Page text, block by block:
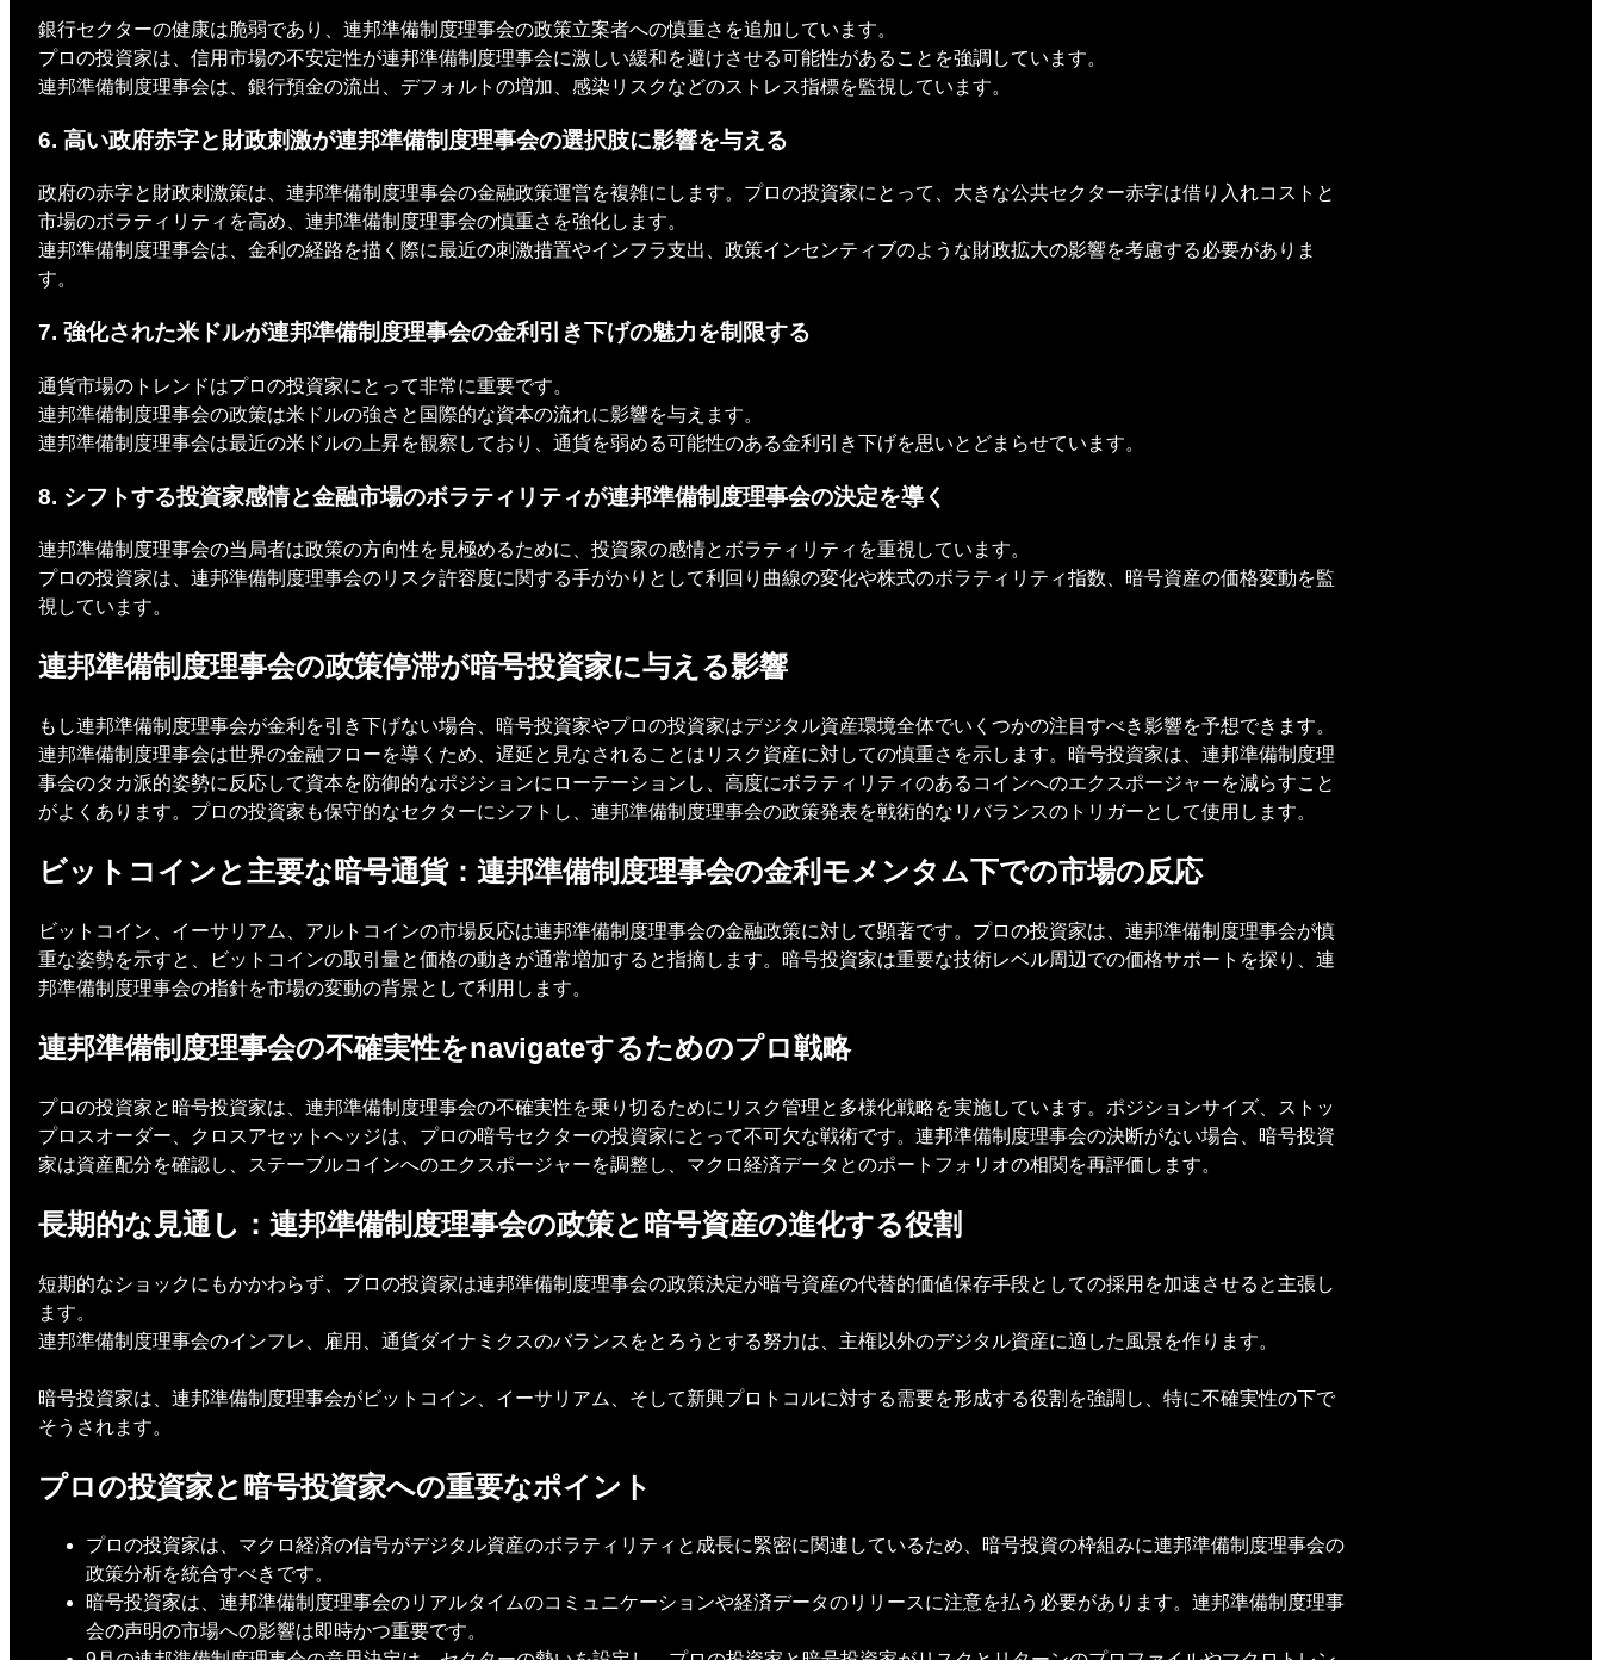
銀行セクターの健康は脆弱であり、連邦準備制度理事会の政策立案者への慎重さを追加しています。
プロの投資家は、信用市場の不安定性が連邦準備制度理事会に激しい緩和を避けさせる可能性があることを強調しています。
連邦準備制度理事会は、銀行預金の流出、デフォルトの増加、感染リスクなどのストレス指標を監視しています。
6. 高い政府赤字と財政刺激が連邦準備制度理事会の選択肢に影響を与える
政府の赤字と財政刺激策は、連邦準備制度理事会の金融政策運営を複雑にします。プロの投資家にとって、大きな公共セクター赤字は借り入れコストと
市場のボラティリティを高め、連邦準備制度理事会の慎重さを強化します。
連邦準備制度理事会は、金利の経路を描く際に最近の刺激措置やインフラ支出、政策インセンティブのような財政拡大の影響を考慮する必要がありま
す。
7. 強化された米ドルが連邦準備制度理事会の金利引き下げの魅力を制限する
通貨市場のトレンドはプロの投資家にとって非常に重要です。
連邦準備制度理事会の政策は米ドルの強さと国際的な資本の流れに影響を与えます。
連邦準備制度理事会は最近の米ドルの上昇を観察しており、通貨を弱める可能性のある金利引き下げを思いとどまらせています。
8. シフトする投資家感情と金融市場のボラティリティが連邦準備制度理事会の決定を導く
連邦準備制度理事会の当局者は政策の方向性を見極めるために、投資家の感情とボラティリティを重視しています。
プロの投資家は、連邦準備制度理事会のリスク許容度に関する手がかりとして利回り曲線の変化や株式のボラティリティ指数、暗号資産の価格変動を監
視しています。
連邦準備制度理事会の政策停滞が暗号投資家に与える影響
もし連邦準備制度理事会が金利を引き下げない場合、暗号投資家やプロの投資家はデジタル資産環境全体でいくつかの注目すべき影響を予想できます。
連邦準備制度理事会は世界の金融フローを導くため、遅延と見なされることはリスク資産に対しての慎重さを示します。暗号投資家は、連邦準備制度理
事会のタカ派的姿勢に反応して資本を防御的なポジションにローテーションし、高度にボラティリティのあるコインへのエクスポージャーを減らすこと
がよくあります。プロの投資家も保守的なセクターにシフトし、連邦準備制度理事会の政策発表を戦術的なリバランスのトリガーとして使用します。
ビットコインと主要な暗号通貨：連邦準備制度理事会の金利モメンタム下での市場の反応
ビットコイン、イーサリアム、アルトコインの市場反応は連邦準備制度理事会の金融政策に対して顕著です。プロの投資家は、連邦準備制度理事会が慎
重な姿勢を示すと、ビットコインの取引量と価格の動きが通常増加すると指摘します。暗号投資家は重要な技術レベル周辺での価格サポートを探り、連
邦準備制度理事会の指針を市場の変動の背景として利用します。
連邦準備制度理事会の不確実性をnavigateするためのプロ戦略
プロの投資家と暗号投資家は、連邦準備制度理事会の不確実性を乗り切るためにリスク管理と多様化戦略を実施しています。ポジションサイズ、ストッ
プロスオーダー、クロスアセットヘッジは、プロの暗号セクターの投資家にとって不可欠な戦術です。連邦準備制度理事会の決断がない場合、暗号投資
家は資産配分を確認し、ステーブルコインへのエクスポージャーを調整し、マクロ経済データとのポートフォリオの相関を再評価します。
長期的な見通し：連邦準備制度理事会の政策と暗号資産の進化する役割
短期的なショックにもかかわらず、プロの投資家は連邦準備制度理事会の政策決定が暗号資産の代替的価値保存手段としての採用を加速させると主張し
ます。
連邦準備制度理事会のインフレ、雇用、通貨ダイナミクスのバランスをとろうとする努力は、主権以外のデジタル資産に適した風景を作ります。
暗号投資家は、連邦準備制度理事会がビットコイン、イーサリアム、そして新興プロトコルに対する需要を形成する役割を強調し、特に不確実性の下で
そうされます。
プロの投資家と暗号投資家への重要なポイント
プロの投資家は、マクロ経済の信号がデジタル資産のボラティリティと成長に緊密に関連しているため、暗号投資の枠組みに連邦準備制度理事会の
政策分析を統合すべきです。
暗号投資家は、連邦準備制度理事会のリアルタイムのコミュニケーションや経済データのリリースに注意を払う必要があります。連邦準備制度理事
会の声明の市場への影響は即時かつ重要です。